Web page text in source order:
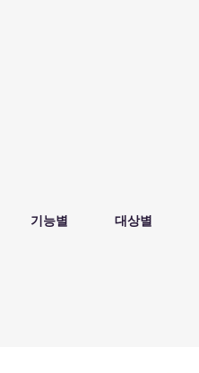
기능별 대상별